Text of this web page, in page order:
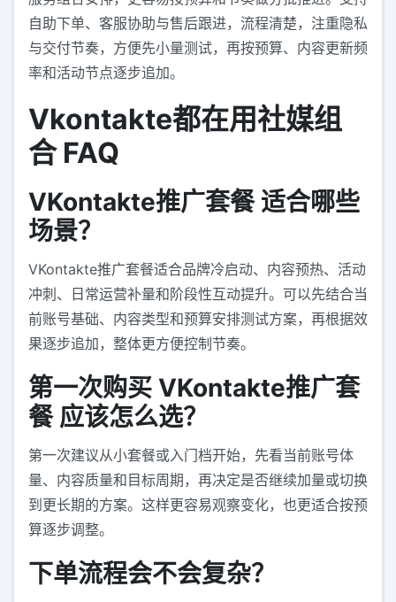
自助下单、客服协助与售后跟进，流程清楚，注重隐私
与交付节奏，方便先小量测试，再按预算、内容更新频
率和活动节点逐步追加。
Vkontakte都在用社媒组
合 FAQ
VKontakte推广套餐 适合哪些
场景？
VKontakte推广套餐适合品牌冷启动、内容预热、活动
冲刺、日常运营补量和阶段性互动提升。可以先结合当
前账号基础、内容类型和预算安排测试方案，再根据效
果逐步追加，整体更方便控制节奏。
第一次购买 VKontakte推广套
餐 应该怎么选？
第一次建议从小套餐或入门档开始，先看当前账号体
量、内容质量和目标周期，再决定是否继续加量或切换
到更长期的方案。这样更容易观察变化，也更适合按预
算逐步调整。
下单流程会不会复杂？